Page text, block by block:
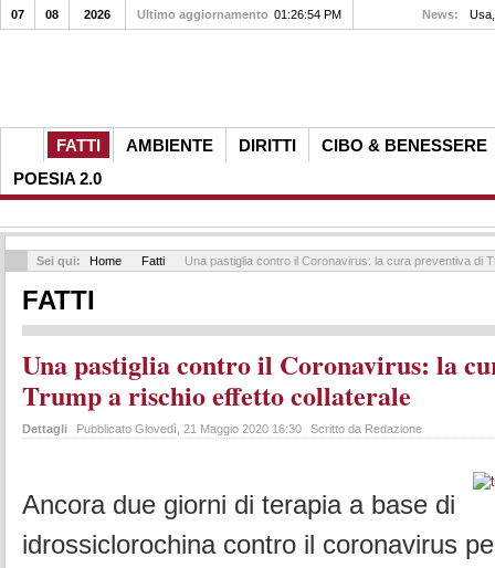
FATTI AMBIENTE DIRITTI
CIBO & BENESSERE
POESIA 2.0
07 08 2026 Ultimo aggiornamento 01:26:54 PM News:
Sei qui: Home Fatti Una pastiglia contro il Coronavirus: la cura preventiva di
FATTI
Una pastiglia contro il Coronavirus: la
Trump a rischio effetto collaterale
Dettagli Pubblicato Giovedì, 21 Maggio 2020 16:30 Scritto da Redazione
Ancora due giorni di terapia a base di
idrossiclorochina contro il coronavirus